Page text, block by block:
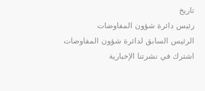
تاريخ
رئيس دائرة شؤون المفاوضات
الرئيس السابق لدائرة شؤون المفاوضات
اشترك في نشرتنا الإخبارية